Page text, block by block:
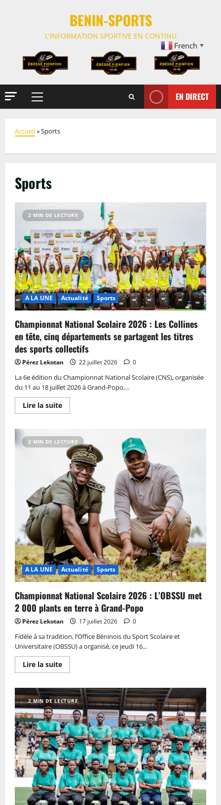
BENIN-SPORTS
L'INFORMATION SPORTIVE EN CONTINU
French ▼
EN DIRECT
Accueil»Sports
Sports
2 MIN DE LECTURE
A LA UNE Actualité Sports
Championnat National Scolaire 2026 : Les Collines
en tête, cinq départements se partagent les titres
des sports collectifs
Pérez Lekotan 22 juillet 2026 0
La 6e édition du Championnat National Scolaire (CNS), organisée
du 11 au 18 juillet 2026 à Grand-Popo,...
Lire la suite
2 MIN DE LECTURE
A LA UNE Actualité Sports
Championnat National Scolaire 2026 : L’OBSSU met
2 000 plants en terre à Grand-Popo
Pérez Lekotan 17 juillet 2026 0
Fidèle à sa tradition, l’Office Béninois du Sport Scolaire et
Universitaire (OBSSU) a organisé, ce jeudi 16...
Lire la suite
2 MIN DE LECTURE